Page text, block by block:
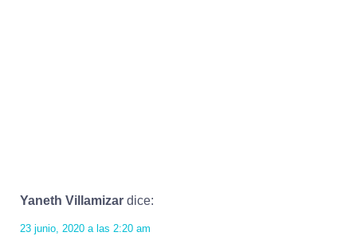
Yaneth Villamizar dice:
23 junio, 2020 a las 2:20 am